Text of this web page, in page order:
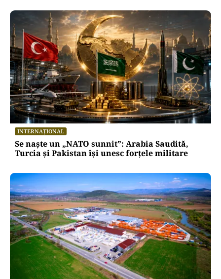
INTERNAȚIONAL
Se naște un „NATO sunnit”: Arabia Saudită,
Turcia și Pakistan își unesc forțele militare